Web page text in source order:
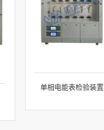
单相电能表检验装置